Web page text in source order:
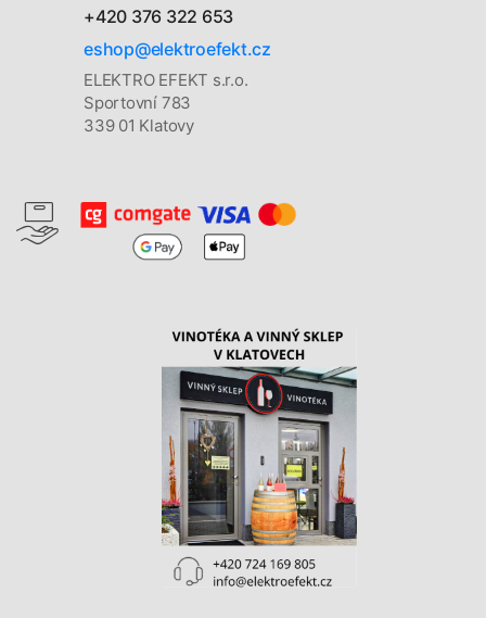
+420 376 322 653
eshop@elektroefekt.cz
ELEKTRO EFEKT s.r.o.
Sportovní 783
339 01 Klatovy